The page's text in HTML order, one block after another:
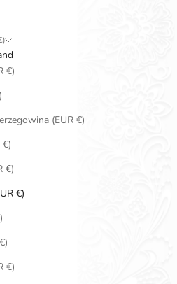
€)
(EUR €)
€)
€)
€)
€)